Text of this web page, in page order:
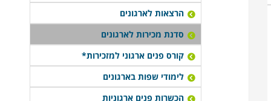
הרצאות לארגונים
סדנת מכירות לארגונים
קורס פנים ארגוני למזכירות*
לימודי שפות בארגונים
הכשרות פנים ארגוניות